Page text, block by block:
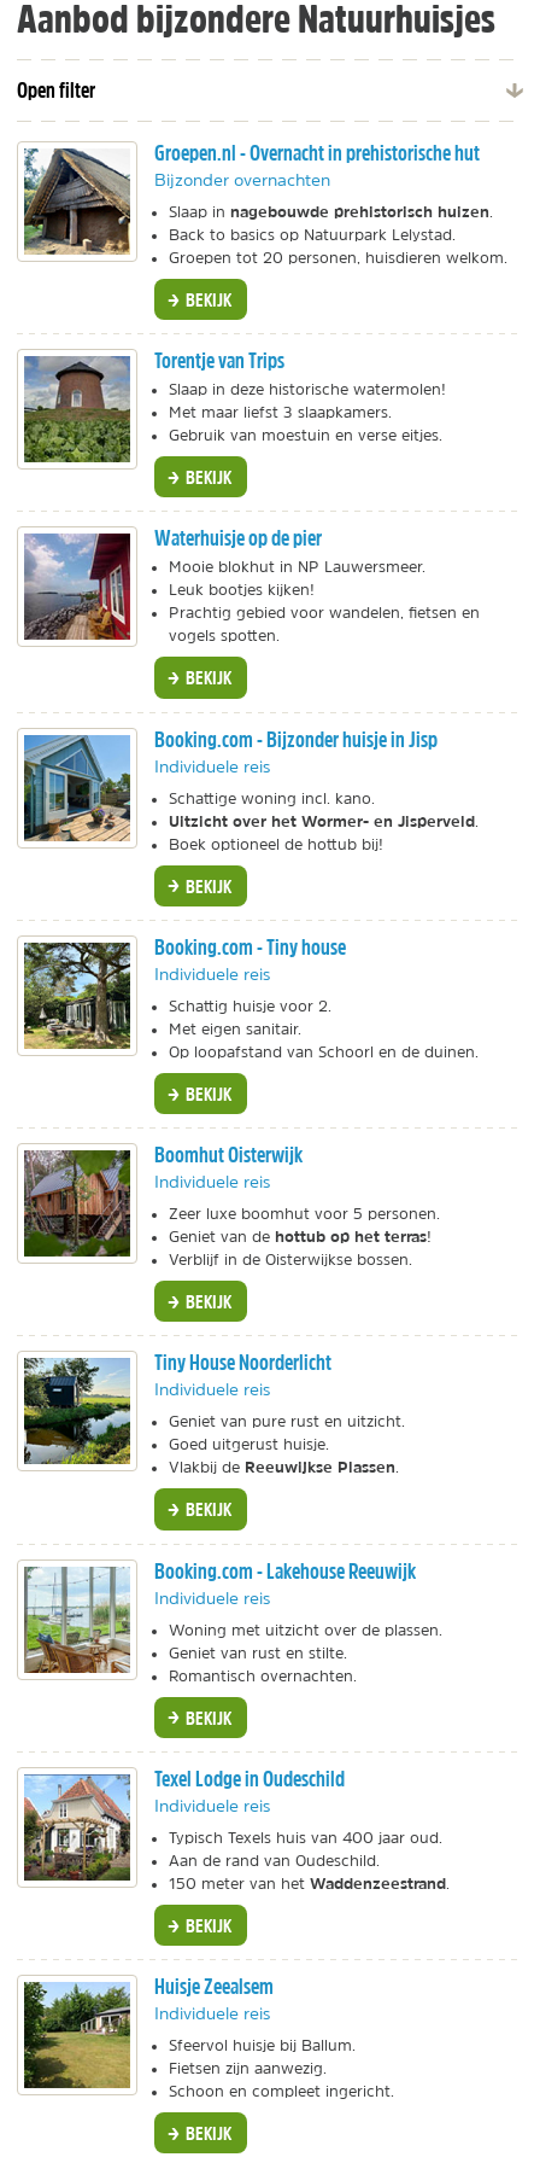
Aanbod bijzondere Natuurhuisjes
Open filter
Groepen.nl - Overnacht in prehistorische hut
Bijzonder overnachten
Slaap in nagebouwde prehistorisch huizen
Back to basics op Natuurpark Lelystad.
Groepen tot 20 personen, huisdieren welkom.
BEKIJK
Torentje van Trips
Slaap in deze historische watermolen!
Met maar liefst 3 slaapkamers.
Gebruik van moestuin en verse eitjes.
BEKIJK
Waterhuisje op de pier
Mooie blokhut in NP Lauwersmeer.
Leuk bootjes kijken!
Prachtig gebied voor wandelen, fietsen en
vogels spotten.
BEKIJK
Booking.com - Bijzonder huisje in Jisp
Individuele reis
Schattige woning incl. kano.
Uitzicht over het Wormer- en Jisperveld
Boek optioneel de hottub bij!
BEKIJK
Booking.com - Tiny house
Individuele reis
Schattig huisje voor 2.
Met eigen sanitair.
Op loopafstand van Schoorl en de duinen.
BEKIJK
Boomhut Oisterwijk
Individuele reis
Zeer luxe boomhut voor 5 personen.
Geniet van de hottub op het terras!
Verblijf in de Oisterwijkse bossen.
BEKIJK
Tiny House Noorderlicht
Individuele reis
Geniet van pure rust en uitzicht.
Goed uitgerust huisje.
Vlakbij de Reeuwijkse Plassen
BEKIJK
Booking.com - Lakehouse Reeuwijk
Individuele reis
Woning met uitzicht over de plassen.
Geniet van rust en stilte.
Romantisch overnachten.
BEKIJK
Texel Lodge in Oudeschild
Individuele reis
Typisch Texels huis van 400 jaar oud.
Aan de rand van Oudeschild.
150 meter van het Waddenzeestrand
BEKIJK
Huisje Zeealsem
Individuele reis
Sfeervol huisje bij Ballum.
Fietsen zijn aanwezig.
Schoon en compleet ingericht.
BEKIJK